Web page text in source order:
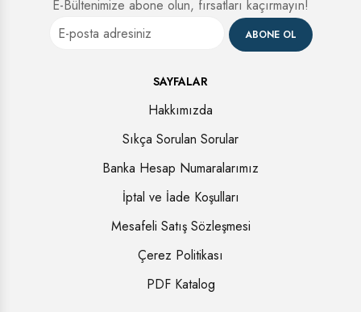
E-Bültenimize abone olun, fırsatları kaçırmayın!
ABONE OL
SAYFALAR
Hakkımızda
Sıkça Sorulan Sorular
Banka Hesap Numaralarımız
İptal ve İade Koşulları
Mesafeli Satış Sözleşmesi
Çerez Politikası
PDF Katalog